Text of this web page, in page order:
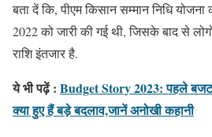
बता दें कि, पीएम किसान सम्मान निधि
2022 को जारी की गई थी, जिसके बाद से
राशि इंतजार है.
ये भी पढ़ें : Budget Story 2023: पहले
क्या हुए हैं बड़े बदलाव,जानें अनोखी कहानी